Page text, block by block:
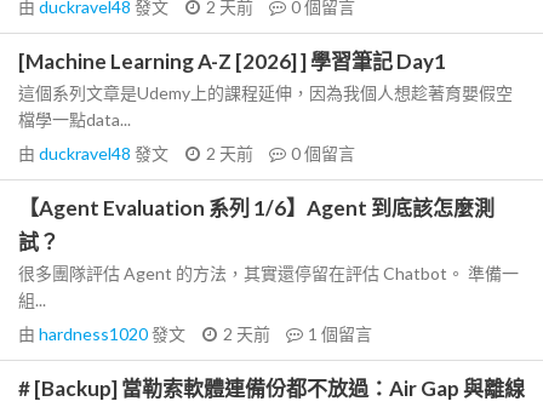
由 duckravel48 發文 2 天前 0個留言
[Machine Learning A-Z [2026] ] 學習筆記 Day1
這個系列文章是Udemy上的課程延伸，因為我個人想趁著育嬰假空
檔學一點data...
由 duckravel48 發文 2 天前 0個留言
【Agent Evaluation 系列 1/6】Agent 到底該怎麼測
試？
很多團隊評估 Agent 的方法，其實還停留在評估 Chatbot。 準備一
組...
由 hardness1020發文 2 天前 1 個留言
# [Backup] 當勒索軟體連備份都不放過：Air Gap 與離線